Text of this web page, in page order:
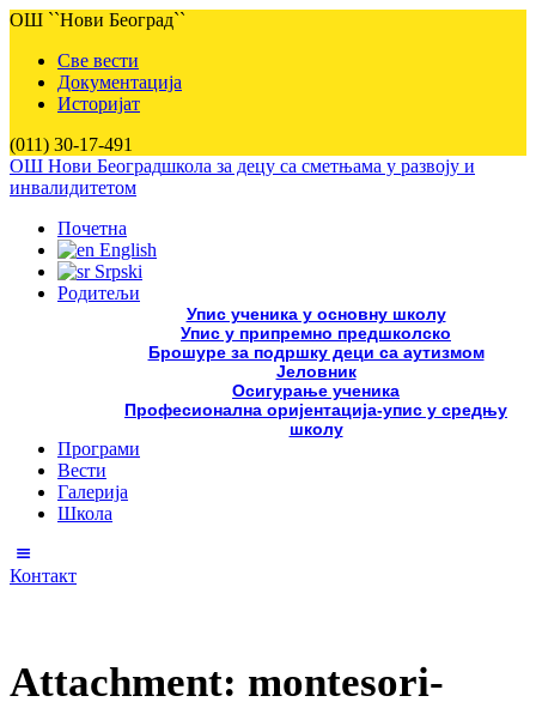
ОШ ``Нови Београд``
Све вести
Документација
Историјат
(011) 30-17-491
ОШ Нови Београдшкола за децу са сметњама у развоју и
инвалидитетом
Почетна
English
Srpski
Родитељи
Упис ученика у основну школу
Упис у припремно предшколско
Брошуре за подршку деци са аутизмом
Јеловник
Осигурање ученика
Професионална оријентација-упис у средњу
школу
Програми
Вести
Галерија
Школа
Контакт
Attachment: montesori-